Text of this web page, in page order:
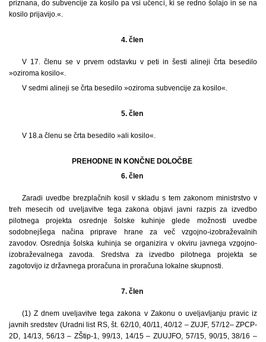
priznana, do subvencije za kosilo pa vsi učenci, ki se redno šolajo in se na
kosilo prijavijo.«.
4. člen
V 17. členu se v prvem odstavku v peti in šesti alineji črta besedilo
»oziroma kosilo«.
V sedmi alineji se črta besedilo »oziroma subvencije za kosilo«.
5. člen
V 18.a členu se črta besedilo »ali kosilo«.
PREHODNE IN KONČNE DOLOČBE
6. člen
Zaradi uvedbe brezplačnih kosil v skladu s tem zakonom ministrstvo v
treh mesecih od uveljavitve tega zakona objavi javni razpis za izvedbo
pilotnega projekta osrednje šolske kuhinje glede možnosti uvedbe
sodobnejšega načina priprave hrane za več vzgojno-izobraževalnih
zavodov. Osrednja šolska kuhinja se organizira v okviru javnega vzgojno-
izobraževalnega zavoda. Sredstva za izvedbo pilotnega projekta se
zagotovijo iz državnega proračuna in proračuna lokalne skupnosti.
7. člen
(1) Z dnem uveljavitve tega zakona v Zakonu o uveljavljanju pravic iz
javnih sredstev (Uradni list RS, št. 62/10, 40/11, 40/12 – ZUJF, 57/12– ZPCP-
2D, 14/13, 56/13 – ZŠtip-1, 99/13, 14/15 – ZUUJFO, 57/15, 90/15, 38/16 –